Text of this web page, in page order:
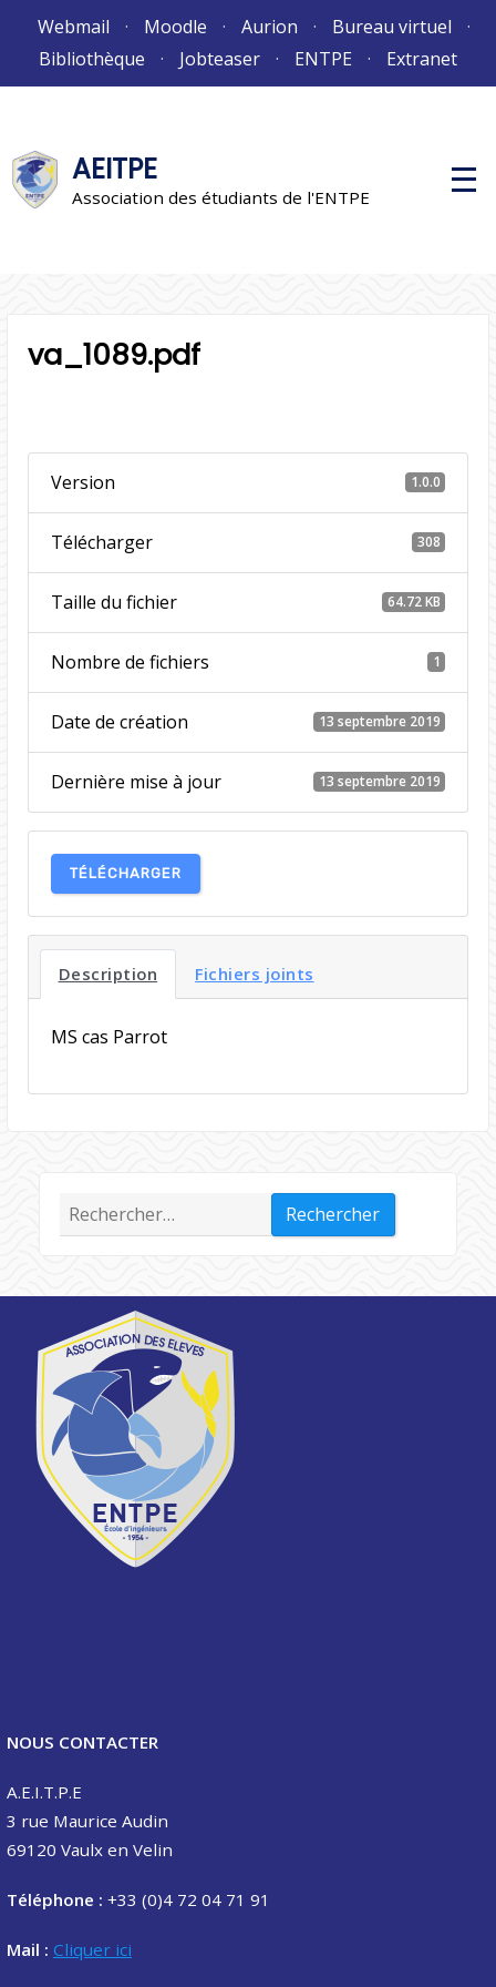
Webmail Moodle Aurion
Bureau virtuel
Bibliothèque
Jobteaser ENTPE Extranet
AEITPE
Association des étudiants de l'ENTPE
M
e
va_1089.pdf
Version 1.0.0
Télécharger 308
Taille du fichier 64.72 KB
Nombre de fichiers 1
Date de création 13 septembre 2019
Dernière mise à jour 13 septembre 2019
TÉLÉCHARGER
Description Fichiers joints
MS cas Parrot
Rechercher :
NOUS CONTACTER
A.E.I.T.P.E
3 rue Maurice Audin
69120 Vaulx en Velin
Téléphone : +33 (0)4 72 04 71 91
Mail : Cliquer ici